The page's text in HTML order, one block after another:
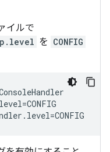
イルで
を CONFIG